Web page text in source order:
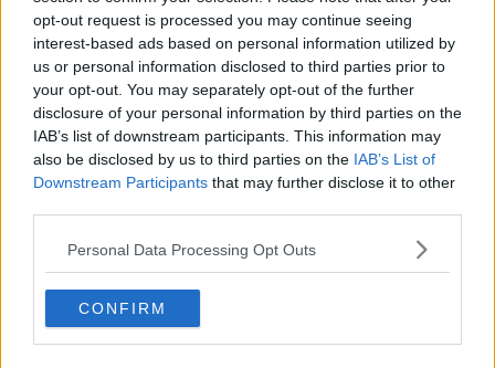
opt-out request is processed you may continue seeing
interest-based ads based on personal information utilized by
us or personal information disclosed to third parties prior to
your opt-out. You may separately opt-out of the further
disclosure of your personal information by third parties on the
IAB’s list of downstream participants. This information may
also be disclosed by us to third parties on the IAB’s List of
Downstream Participants that may further disclose it to other
Personal Data Processing Opt Outs
CONFIRM
elettorale Cappelle del Commiato, all’Istituto dei ciechi, al nuovo
archivio di via Luca Giordano e numerosi altri immobili.
L'assessore ai Lavori pubblici Alessia Bettini ha spiegato “Gli
immobili comunali saranno protagonisti di una transizione verso
l’efficienza e l’impatto zero una grande stagione di interventi di
ammodernamento, manutenzione straordinaria, messa in sicurezza
non solo per gli edifici monumentali ma anche per quelli di servizio
come magazzini, depositi e sedi comunali. Un volano per la città a
livello di economia sostenibile, evoluzione degli edifici e del sistema
consumi”.